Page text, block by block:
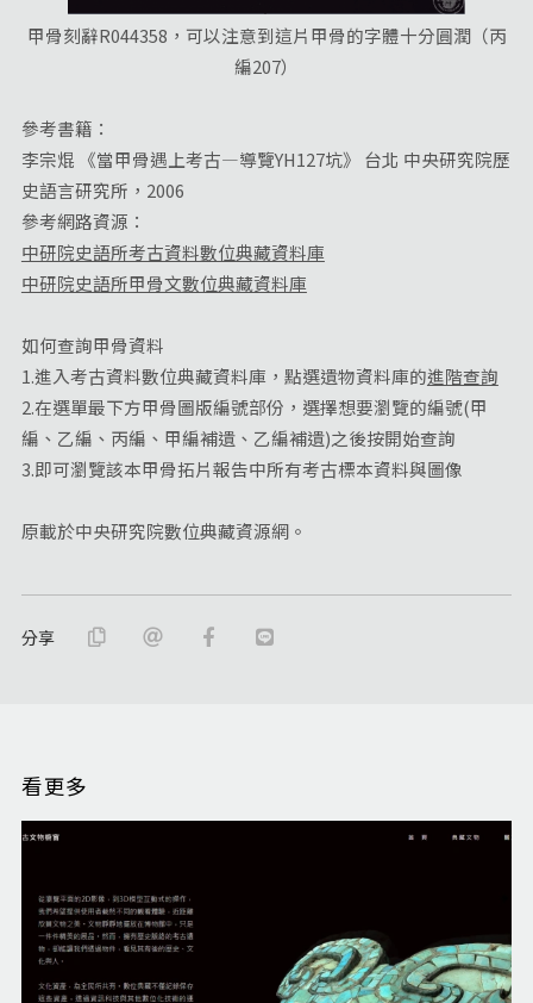
甲骨刻辭R044358，可以注意到這片甲骨的字體十分圓潤（丙
編207）
參考書籍：
李宗焜 《當甲骨遇上考古—導覽YH127坑》 台北 中央研究院歷
史語言研究所，2006
參考網路資源：
中研院史語所考古資料數位典藏資料庫
中研院史語所甲骨文數位典藏資料庫
如何查詢甲骨資料
1.進入考古資料數位典藏資料庫，點選遺物資料庫的進階查詢
2.在選單最下方甲骨圖版編號部份，選擇想要瀏覽的編號(甲
編、乙編、丙編、甲編補遺、乙編補遺)之後按開始查詢
3.即可瀏覽該本甲骨拓片報告中所有考古標本資料與圖像
原載於中央研究院數位典藏資源網。
分享
看更多